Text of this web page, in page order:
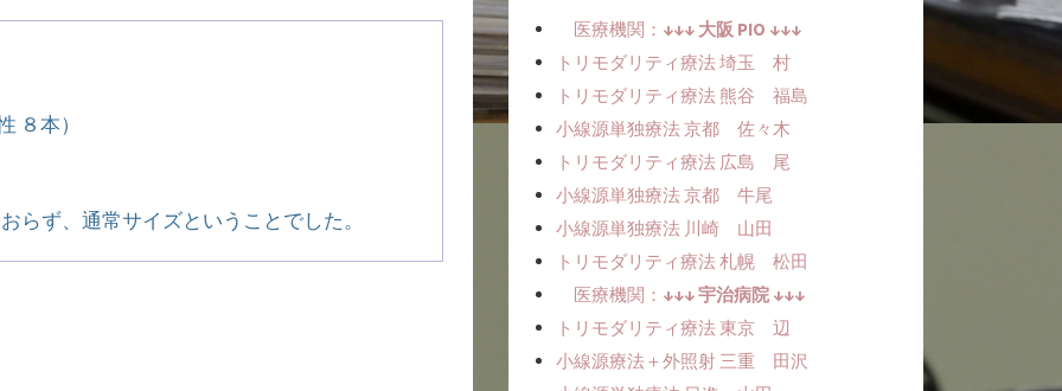
８本）
ず、通常サイズということでした。
医療機関： ↓↓↓ 大阪 PIO ↓↓↓
トリモダリティ療法 埼玉 村
トリモダリティ療法 熊谷 福島
小線源単独療法ㅤ 京都 佐々木
トリモダリティ療法 広島 尾
小線源単独療法ㅤㅤ 京都 牛尾
小線源単独療法ㅤㅤ 川崎 山田
トリモダリティ療法 札幌 松田
医療機関： ↓↓↓ 宇治病院 ↓↓↓
トリモダリティ療法 東京 辺
小線源療法＋外照射 三重 田沢